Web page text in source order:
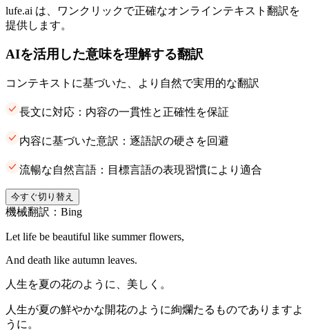
lufe.ai は、ワンクリックで正確なオンラインテキスト翻訳を
提供します。
AIを活用した意味を理解する翻訳
コンテキストに基づいた、より自然で実用的な翻訳
長文に対応：内容の一貫性と正確性を保証
内容に基づいた意訳：逐語訳の硬さを回避
流暢な自然言語：目標言語の表現習慣により適合
今すぐ切り替え
機械翻訳：Bing
Let life be beautiful like summer flowers,
And death like autumn leaves.
人生を夏の花のように、美しく。
人生が夏の鮮やかな開花のように絢爛たるものでありますよ
うに。